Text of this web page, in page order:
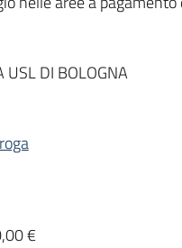
USL DI BOLOGNA
€